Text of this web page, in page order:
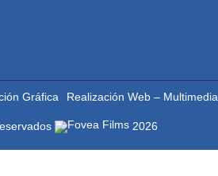
Gráfica Realización Web – Multimedia
2026